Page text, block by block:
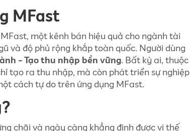
MFast
một kênh bán hiệu quả cho ngành tài
và độ phủ rộng khắp toàn quốc. Người dùng
- Tạo thu nhập bền vững. Bất kỳ ai, thuộc
tạo ra thu nhập, mà còn phát triển sự nghiệp
cách tự do trên ứng dụng MFast.
chãi và ngày càng khẳng định được vị thế